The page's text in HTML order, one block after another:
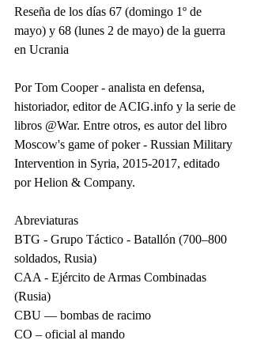
Reseña de los días 67 (domingo 1º de
mayo) y 68 (lunes 2 de mayo) de la guerra
en Ucrania
Por Tom Cooper - analista en defensa,
historiador, editor de ACIG.info y la serie de
libros @War. Entre otros, es autor del libro
Moscow's game of poker - Russian Military
Intervention in Syria, 2015-2017, editado
por Helion & Company.
Abreviaturas
BTG - Grupo Táctico - Batallón (700–800
soldados, Rusia)
CAA - Ejército de Armas Combinadas
(Rusia)
CBU — bombas de racimo
CO – oficial al mando